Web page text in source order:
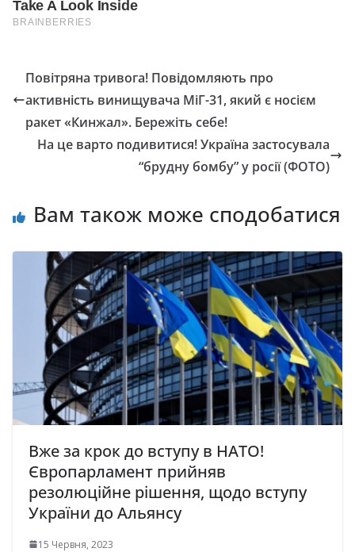
Повітряна тривога! Повідомляють про
активність винищувача МіГ-31, який є носієм
ракет «Кинжал». Бережіть себе!
На це варто подивитися! Україна застосувала
“брудну бомбу” у росії (ФОТО)
Вам також може сподобатися
Вже за крок до вступу в НАТО!
Європарламент прийняв
резолюційне рішення, щодо вступу
України до Альянсу
15 Червня, 2023